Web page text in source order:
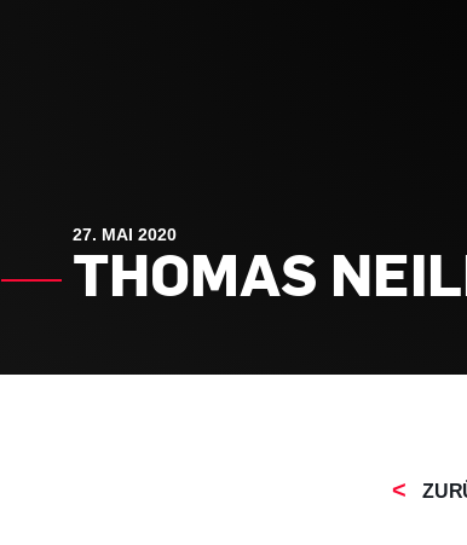
27. MAI 2020
THOMAS